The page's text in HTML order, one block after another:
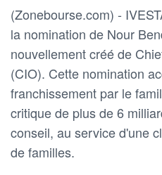
(Zonebourse.com) -
la nomination de Nour
nouvellement créé de
(CIO). Cette nomination
franchissement par le
critique de plus de 6
conseil, au service d'une
de familles.